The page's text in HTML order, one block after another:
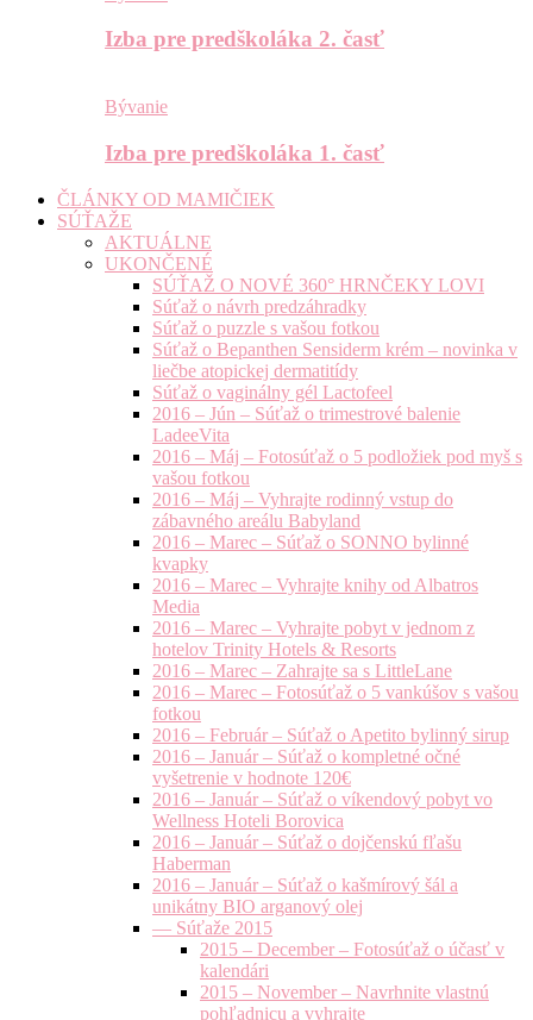
Izba pre predškoláka 2. časť
Bývanie
Izba pre predškoláka 1. časť
ČLÁNKY OD MAMIČIEK
SÚŤAŽE
AKTUÁLNE
UKONČENÉ
SÚŤAŽ O NOVÉ 360° HRNČEKY LOVI
Súťaž o návrh predzáhradky
Súťaž o puzzle s vašou fotkou
Súťaž o Bepanthen Sensiderm krém – novinka v
liečbe atopickej dermatitídy
Súťaž o vaginálny gél Lactofeel
2016 – Jún – Súťaž o trimestrové balenie
LadeeVita
2016 – Máj – Fotosúťaž o 5 podložiek pod myš s
vašou fotkou
2016 – Máj – Vyhrajte rodinný vstup do
zábavného areálu Babyland
2016 – Marec – Súťaž o SONNO bylinné
kvapky
2016 – Marec – Vyhrajte knihy od Albatros
Media
2016 – Marec – Vyhrajte pobyt v jednom z
hotelov Trinity Hotels & Resorts
2016 – Marec – Zahrajte sa s LittleLane
2016 – Marec – Fotosúťaž o 5 vankúšov s vašou
fotkou
2016 – Február – Súťaž o Apetito bylinný sirup
2016 – Január – Súťaž o kompletné očné
vyšetrenie v hodnote 120€
2016 – Január – Súťaž o víkendový pobyt vo
Wellness Hoteli Borovica
2016 – Január – Súťaž o dojčenskú fľašu
Haberman
2016 – Január – Súťaž o kašmírový šál a
unikátny BIO arganový olej
— Súťaže 2015
2015 – December – Fotosúťaž o účasť v
kalendári
2015 – November – Navrhnite vlastnú
pohľadnicu a vyhrajte